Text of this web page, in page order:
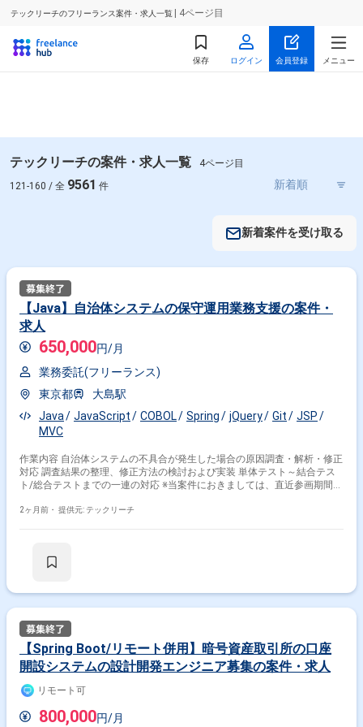
テックリーチのフリーランス案件・求人一覧 | 4ページ目
保存 ログイン 会員登録 メニュー
テックリーチの案件・求人一覧
4ページ目
121-160 / 全 9561 件
新着案件を受け取る
【Java】自治体システムの保守運用業務支援の案件・
求人
650,000円/月
業務委託(フリーランス)
東京都
大島駅
Java
JavaScript COBOL Spring jQuery Git
JSP
MVC
作業内容 自治体システムの不具合が発生した場合の原因調査・解析・修正
対応 調査結果の整理、修正方法の検討および実装 単体テスト～結合テス
ト/総合テストまでの一連の対応 ※当案件におきましては、直近参画期間が
退場は対象外） ※20代〜30代が中心で活気ある雰囲気です。 ※成長意欲が
JPT700点以上のビジネス上級レベル必須 ・週5日稼働必須 ・エンジニア
2ヶ月前・ 提供元: テックリーチ
【Spring Boot/リモート併用】暗号資産取引所の口座
開設システムの設計開発エンジニア募集の案件・求人
リモート可
800,000円/月